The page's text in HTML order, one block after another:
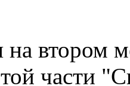
втором
части